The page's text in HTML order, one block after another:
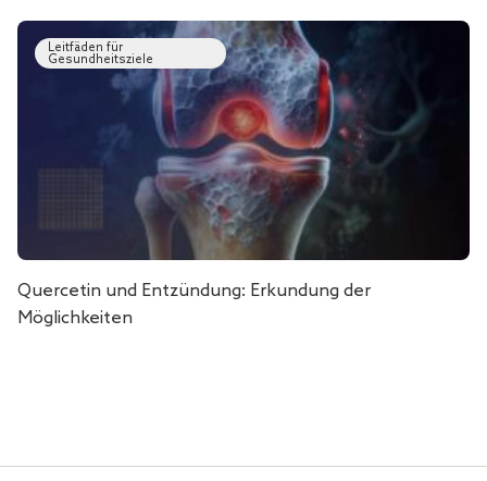
Leitfäden für
Gesundheitsziele
Quercetin und Entzündung: Erkundung der
Möglichkeiten